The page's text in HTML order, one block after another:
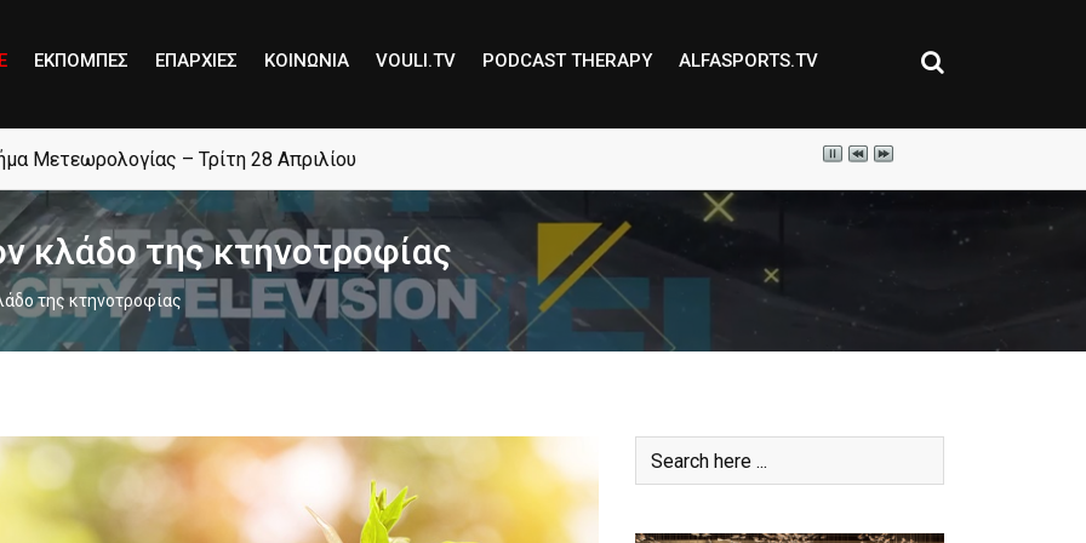
ΕΚΠΟΜΠΕΣ ΕΠΑΡΧΙΕΣ ΚΟΙΝΩΝΙΑ VOULI.TV PODCAST THERAPY ALFASPORTS.TV
Μετεωρολογίας – Τρίτη 28 Απριλίου
κλάδο της κτηνοτροφίας
της κτηνοτροφίας